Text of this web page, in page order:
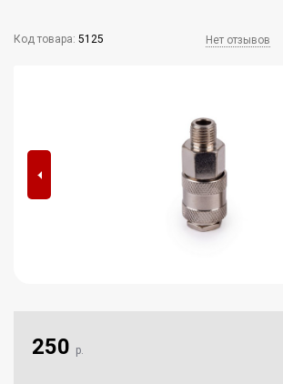
Код товара: 5125 Нет отзывов
250 р.